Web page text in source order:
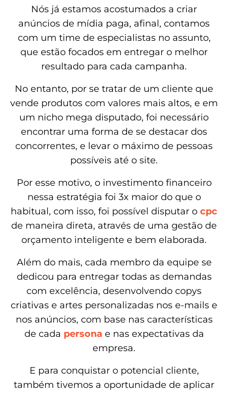
Nós já estamos acostumados a criar
anúncios de mídia paga, afinal, contamos
com um time de especialistas no assunto,
que estão focados em entregar o melhor
resultado para cada campanha.
No entanto, por se tratar de um cliente que
vende produtos com valores mais altos, e em
um nicho mega disputado, foi necessário
encontrar uma forma de se destacar dos
concorrentes, e levar o máximo de pessoas
possíveis até o site.
Por esse motivo, o investimento financeiro
nessa estratégia foi 3x maior do que o
habitual, com isso, foi possível disputar o cpc
de maneira direta, através de uma gestão de
orçamento inteligente e bem elaborada.
Além do mais, cada membro da equipe se
dedicou para entregar todas as demandas
com excelência, desenvolvendo copys
criativas e artes personalizadas nos e-mails e
nos anúncios, com base nas características
de cada persona e nas expectativas da
empresa.
E para conquistar o potencial cliente,
também tivemos a oportunidade de aplicar